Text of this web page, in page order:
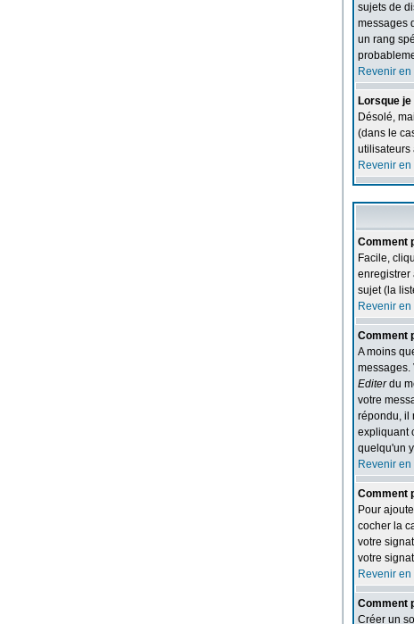
sujets de
messages
un rang
Revenir en
Lorsque
Désolé,
(dans le
utilisateurs
Revenir en
Comment
Facile,
enregistrer
sujet (la
Revenir en
Comment
A moins
messages.
Editerdu
votre
répondu, il
expliquant
quelqu'un
Revenir en
Comment
Pour
cocher la
votre
votre
Revenir en
Comment
Créer un